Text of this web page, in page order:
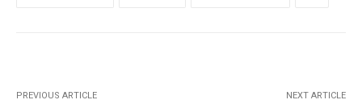
PREVIOUS ARTICLE NEXT ARTICLE